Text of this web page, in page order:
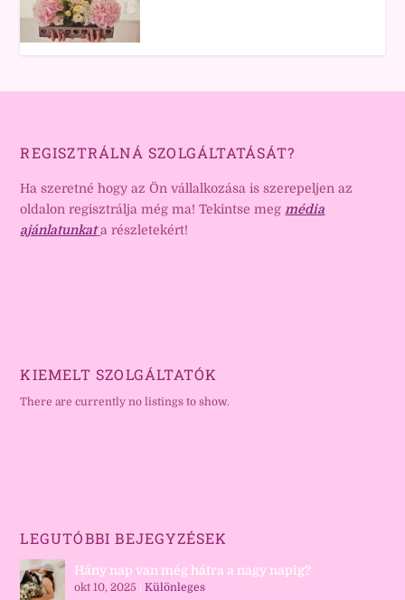
REGISZTRÁLNÁ SZOLGÁLTATÁSÁT?
Ha szeretné hogy az Ön vállalkozása is szerepeljen az
oldalon regisztrálja még ma! Tekintse megmédia
ajánlatunkat a részletekért!
KIEMELT SZOLGÁLTATÓK
There are currently no listings to show.
LEGUTÓBBI BEJEGYZÉSEK
Hány nap van még hátra a nagy napig?
okt 10, 2025 |Különleges